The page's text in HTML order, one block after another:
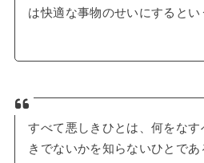
は快適な事物のせいにするとい
すべて悪しきひとは、何をな
きでないかを知らないひとであ